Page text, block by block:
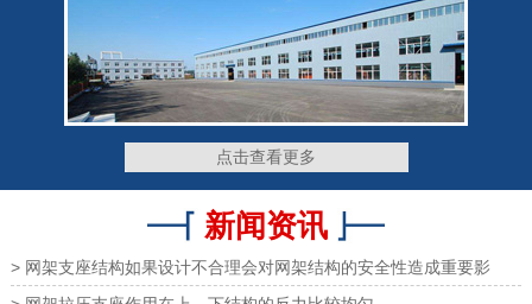
网架钢铰支座 网架钢铰支座
网架橡胶支座 网架橡胶支座
点击查看更多
新闻资讯
> 网架支座结构如果设计不合理会对网架结构的安全性造成重要影